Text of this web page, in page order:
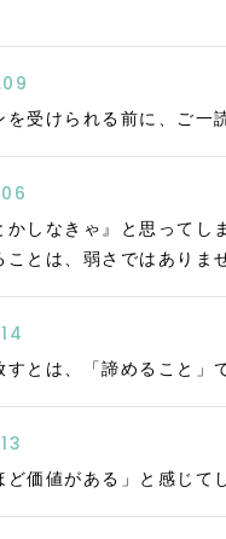
を受けられる前に、ご一
かしなきゃ』と思ってし
ことは、弱さではありま
すとは、「諦めること」
ど価値がある」と感じて